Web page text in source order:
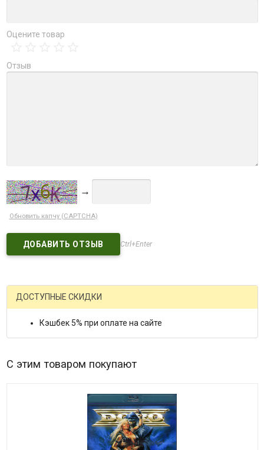
Оцените товар
Отзыв
→
Обновить капчу (CAPTCHA)
Ctrl+Enter
ДОСТУПНЫЕ СКИДКИ
Кэшбек 5% при оплате на сайте
С этим товаром покупают